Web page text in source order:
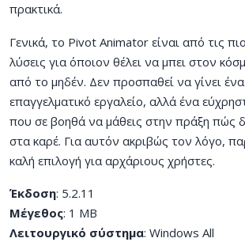
πρακτικά.
Γενικά, το Pivot Animator είναι από τις
λύσεις για όποιον θέλει να μπει στον
από το μηδέν. Δεν προσπαθεί να γίνει
επαγγελματικό εργαλείο, αλλά ένα
που σε βοηθά να μάθεις στην πράξη πώς
στα καρέ. Για αυτόν ακριβώς τον λόγο,
καλή επιλογή για αρχάριους χρήστες.
Έκδοση: 5.2.11
Μέγεθος: 1 MB
Λειτουργικό σύστημα: Windows All